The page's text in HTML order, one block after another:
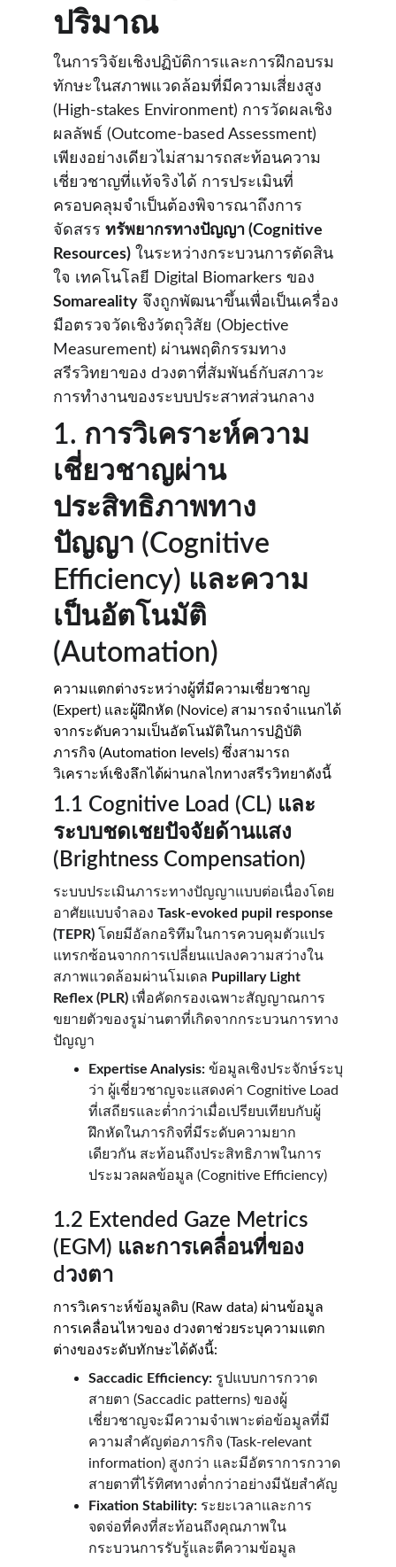
ปริมาณ
ในการวิจัยเชิงปฏิบัติการและการฝึกอบรม
ทักษะในสภาพแวดล้อมที่มีความเสี่ยงสูง
(High-stakes Environment) การวัดผลเชิง
ผลลัพธ์ (Outcome-based Assessment)
เพียงอย่างเดียวไม่สามารถสะท้อนความ
เชี่ยวชาญที่แท้จริงได้ การประเมินที่
ครอบคลุมจำเป็นต้องพิจารณาถึงการ
จัดสรร ทรัพยากรทางปัญญา (Cognitive
Resources) ในระหว่างกระบวนการตัดสิน
ใจ เทคโนโลยี Digital Biomarkers ของ
Somareality จึงถูกพัฒนาขึ้นเพื่อเป็นเครื่อง
มือตรวจวัดเชิงวัตถุวิสัย (Objective
Measurement) ผ่านพฤติกรรมทาง
สรีรวิทยาของ dวงตาที่สัมพันธ์กับสภาวะ
การทำงานของระบบประสาทส่วนกลาง
1. การวิเคราะห์ความ
เชี่ยวชาญผ่าน
ประสิทธิภาพทาง
ปัญญา (Cognitive
Efficiency) และความ
เป็นอัตโนมัติ
(Automation)
ความแตกต่างระหว่างผู้ที่มีความเชี่ยวชาญ
(Expert) และผู้ฝึกหัด (Novice) สามารถจำแนกได้
จากระดับความเป็นอัตโนมัติในการปฏิบัติ
ภารกิจ (Automation levels) ซึ่งสามารถ
วิเคราะห์เชิงลึกได้ผ่านกลไกทางสรีรวิทยาดังนี้
1.1 Cognitive Load (CL) และ
ระบบชดเชยปัจจัยด้านแสง
(Brightness Compensation)
ระบบประเมินภาระทางปัญญาแบบต่อเนื่องโดย
อาศัยแบบจำลอง Task-evoked pupil response
(TEPR) โดยมีอัลกอริทึมในการควบคุมตัวแปร
แทรกซ้อนจากการเปลี่ยนแปลงความสว่างใน
สภาพแวดล้อมผ่านโมเดล Pupillary Light
Reflex (PLR) เพื่อคัดกรองเฉพาะสัญญาณการ
ขยายตัวของรูม่านตาที่เกิดจากกระบวนการทาง
ปัญญา
Expertise Analysis: ข้อมูลเชิงประจักษ์ระบุ
ว่า ผู้เชี่ยวชาญจะแสดงค่า Cognitive Load
ที่เสถียรและต่ำกว่าเมื่อเปรียบเทียบกับผู้
ฝึกหัดในภารกิจที่มีระดับความยาก
เดียวกัน สะท้อนถึงประสิทธิภาพในการ
ประมวลผลข้อมูล (Cognitive Efficiency)
1.2 Extended Gaze Metrics
(EGM) และการเคลื่อนที่ของ
dวงตา
การวิเคราะห์ข้อมูลดิบ (Raw data) ผ่านข้อมูล
การเคลื่อนไหวของ dวงตาช่วยระบุความแตก
ต่างของระดับทักษะได้ดังนี้:
Saccadic Efficiency: รูปแบบการกวาด
สายตา (Saccadic patterns) ของผู้
เชี่ยวชาญจะมีความจำเพาะต่อข้อมูลที่มี
ความสำคัญต่อภารกิจ (Task-relevant
information) สูงกว่า และมีอัตราการกวาด
สายตาที่ไร้ทิศทางต่ำกว่าอย่างมีนัยสำคัญ
Fixation Stability: ระยะเวลาและการ
จดจ่อที่คงที่สะท้อนถึงคุณภาพใน
กระบวนการรับรู้และตีความข้อมูล